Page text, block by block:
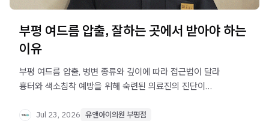
부평 여드름 압출, 잘하는 곳에서 받아야 하는
이유
부평 여드름 압출, 병변 종류와 깊이에 따라 접근법이 달라
흉터와 색소침착 예방을 위해 숙련된 의료진의 진단이
Jul 23, 2026 유앤아이의원 부평점